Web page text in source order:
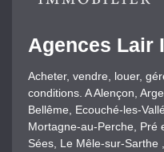
Agences Lair
Acheter, vendre, louer,
conditions. A Alençon,
Bellême, Ecouché-les-
Mortagne-au-Perche, Pré
Sées, Le Mêle-sur-Sarthe